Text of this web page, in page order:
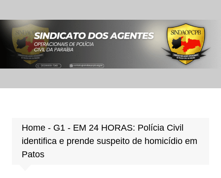
para
conteúdo
Home- G1 - EM 24 HORAS: Polícia Civil
identifica e prende suspeito de homicídio em
Patos